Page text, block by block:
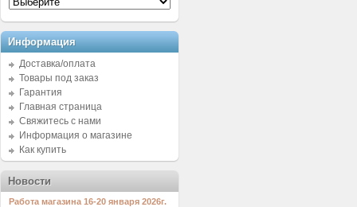
Информация
Доставка/оплата
Товары под заказ
Гарантия
Главная страница
Свяжитесь с нами
Информация о магазине
Как купить
Новости
Работа магазина 16-20 января 2026г.